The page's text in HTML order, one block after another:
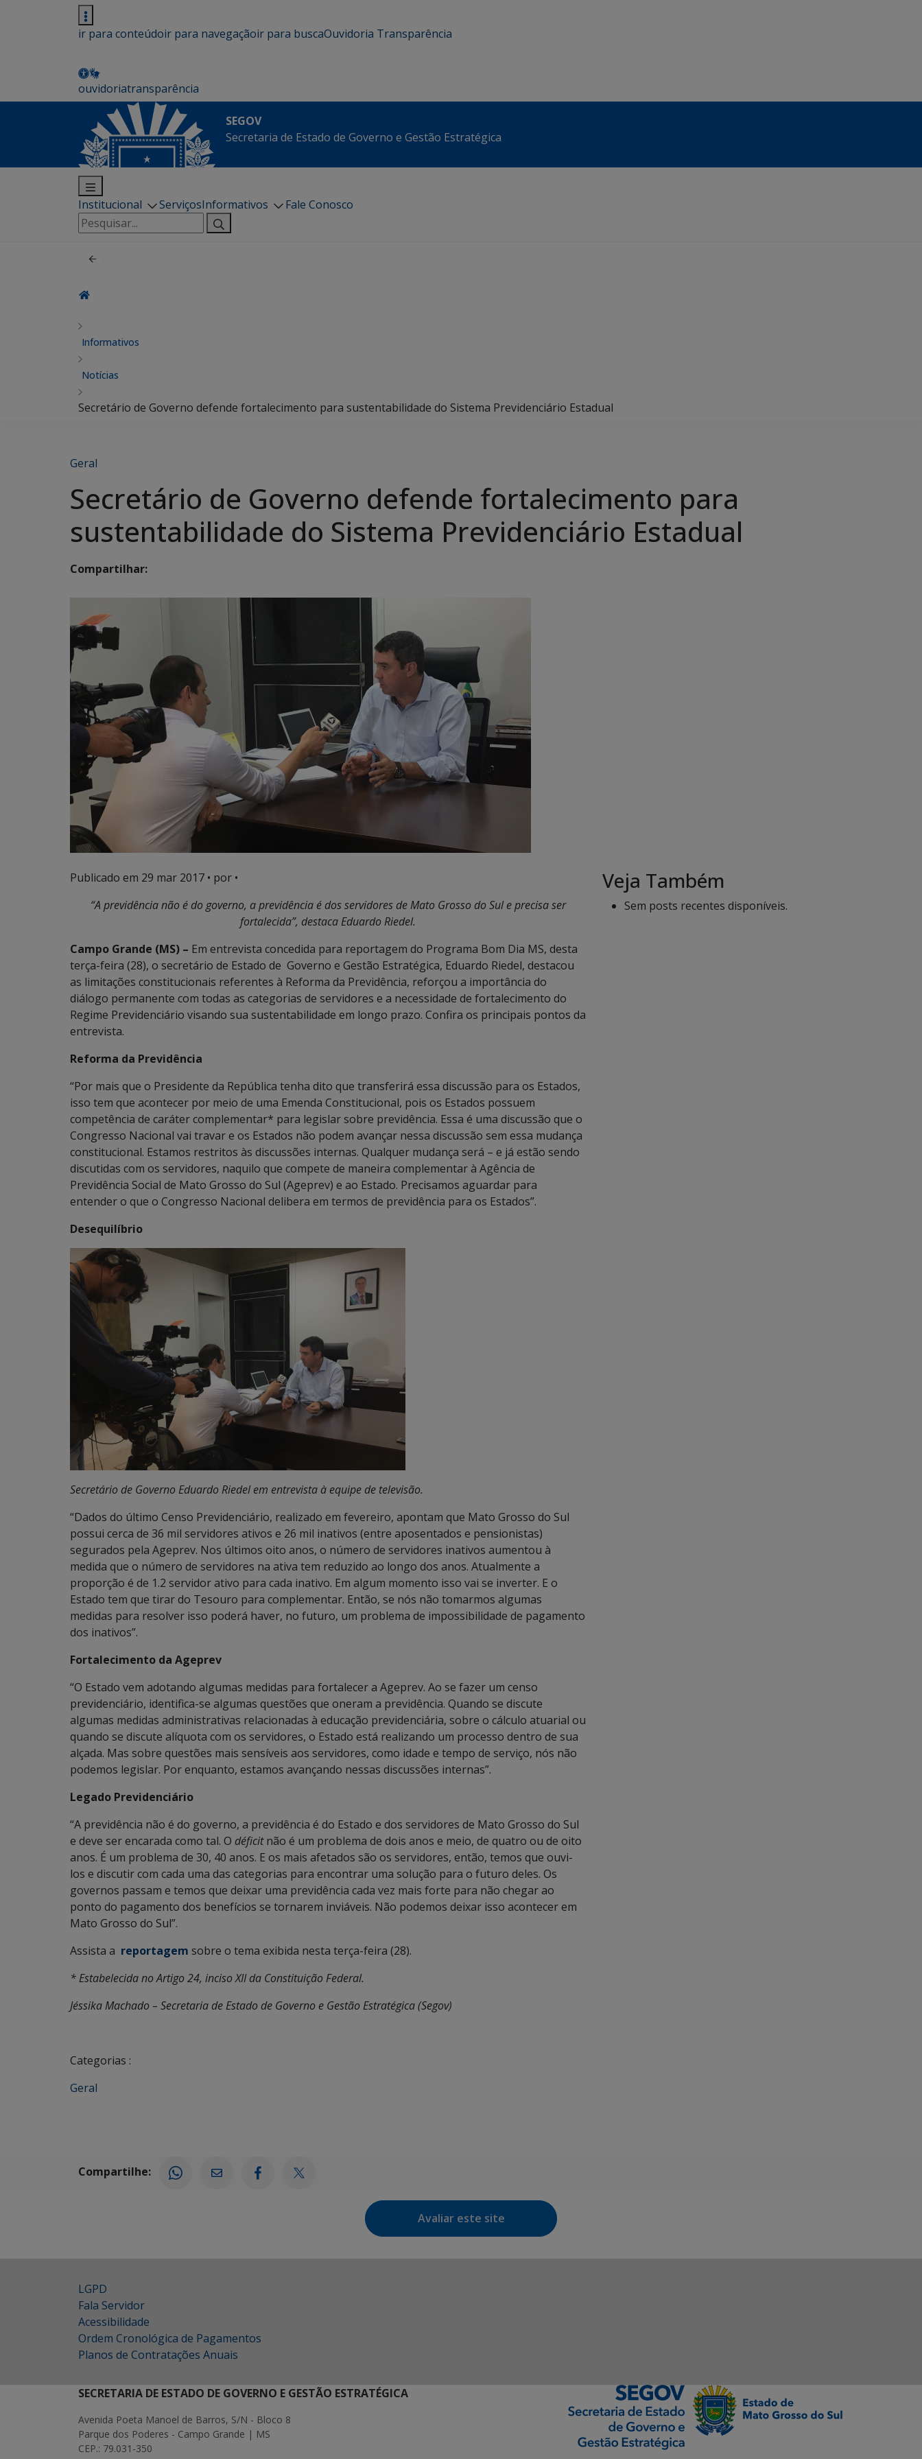
ir para conteúdoir para navegaçãoir para buscaOuvidoria Transparência
ouvidoriatransparência
SEGOV
Secretaria de Estado de Governo e Gestão Estratégica
Institucional ServiçosInformativos
Fale Conosco
Pesquisar
por:
Informativos
Notícias
Secretário de Governo defende fortalecimento para sustentabilidade do Sistema Previdenciário Estadual
Geral
Secretário de Governo defende fortalecimento para
sustentabilidade do Sistema Previdenciário Estadual
Compartilhar:
Publicado em 29 mar 2017 • por •
“A previdência não é do governo, a previdência é dos servidores de Mato Grosso do Sul e precisa ser
fortalecida”, destaca Eduardo Riedel.
Campo Grande (MS) – Em entrevista concedida para reportagem do Programa Bom Dia MS, desta
terça-feira (28), o secretário de Estado de Governo e Gestão Estratégica, Eduardo Riedel, destacou
as limitações constitucionais referentes à Reforma da Previdência, reforçou a importância do
diálogo permanente com todas as categorias de servidores e a necessidade de fortalecimento do
Regime Previdenciário visando sua sustentabilidade em longo prazo. Confira os principais pontos da
entrevista.
Reforma da Previdência
“Por mais que o Presidente da República tenha dito que transferirá essa discussão para os Estados,
isso tem que acontecer por meio de uma Emenda Constitucional, pois os Estados possuem
competência de caráter complementar* para legislar sobre previdência. Essa é uma discussão que o
Congresso Nacional vai travar e os Estados não podem avançar nessa discussão sem essa mudança
constitucional. Estamos restritos às discussões internas. Qualquer mudança será – e já estão sendo
discutidas com os servidores, naquilo que compete de maneira complementar à Agência de
Previdência Social de Mato Grosso do Sul (Ageprev) e ao Estado. Precisamos aguardar para
entender o que o Congresso Nacional delibera em termos de previdência para os Estados”.
Desequilíbrio
Secretário de Governo Eduardo Riedel em entrevista à equipe de televisão.
“Dados do último Censo Previdenciário, realizado em fevereiro, apontam que Mato Grosso do Sul
possui cerca de 36 mil servidores ativos e 26 mil inativos (entre aposentados e pensionistas)
segurados pela Ageprev. Nos últimos oito anos, o número de servidores inativos aumentou à
medida que o número de servidores na ativa tem reduzido ao longo dos anos. Atualmente a
proporção é de 1.2 servidor ativo para cada inativo. Em algum momento isso vai se inverter. E o
Estado tem que tirar do Tesouro para complementar. Então, se nós não tomarmos algumas
medidas para resolver isso poderá haver, no futuro, um problema de impossibilidade de pagamento
dos inativos”.
Fortalecimento da Ageprev
“O Estado vem adotando algumas medidas para fortalecer a Ageprev. Ao se fazer um censo
previdenciário, identifica-se algumas questões que oneram a previdência. Quando se discute
algumas medidas administrativas relacionadas à educação previdenciária, sobre o cálculo atuarial ou
quando se discute alíquota com os servidores, o Estado está realizando um processo dentro de sua
alçada. Mas sobre questões mais sensíveis aos servidores, como idade e tempo de serviço, nós não
podemos legislar. Por enquanto, estamos avançando nessas discussões internas”.
Legado Previdenciário
“A previdência não é do governo, a previdência é do Estado e dos servidores de Mato Grosso do Sul
e deve ser encarada como tal. O déficitnão é um problema de dois anos e meio, de quatro ou de oito
anos. É um problema de 30, 40 anos. E os mais afetados são os servidores, então, temos que ouvi-
los e discutir com cada uma das categorias para encontrar uma solução para o futuro deles. Os
governos passam e temos que deixar uma previdência cada vez mais forte para não chegar ao
ponto do pagamento dos benefícios se tornarem inviáveis. Não podemos deixar isso acontecer em
Mato Grosso do Sul”.
Assista a reportagem sobre o tema exibida nesta terça-feira (28).
* Estabelecida no Artigo 24, inciso XII da Constituição Federal.
Jéssika Machado – Secretaria de Estado de Governo e Gestão Estratégica (Segov)
Categorias :
Geral
Veja Também
Sem posts recentes disponíveis.
Compartilhe:
Avaliar este site
LGPD
Fala Servidor
Acessibilidade
Ordem Cronológica de Pagamentos
Planos de Contratações Anuais
SECRETARIA DE ESTADO DE GOVERNO E GESTÃO ESTRATÉGICA
Avenida Poeta Manoel de Barros, S/N - Bloco 8
Parque dos Poderes - Campo Grande | MS
CEP.: 79.031-350